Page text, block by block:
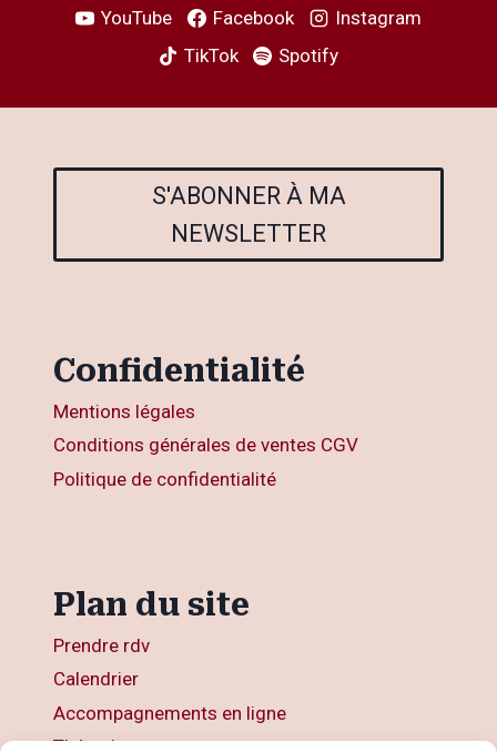
YouTube Facebook
Instagram
TikTok
Spotify
S'ABONNER À MA
NEWSLETTER
Confidentialité
Mentions légales
Conditions générales de ventes CGV
Politique de confidentialité
Plan du site
Prendre rdv
Calendrier
Accompagnements en ligne
Thérapies